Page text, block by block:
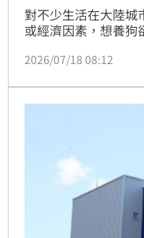
對不少生活在大陸城
或經濟因素，想養狗
聊。看準這兩種需求
元），甚至更低的價
動、散步或陪玩，不
2026/07/18 08:12